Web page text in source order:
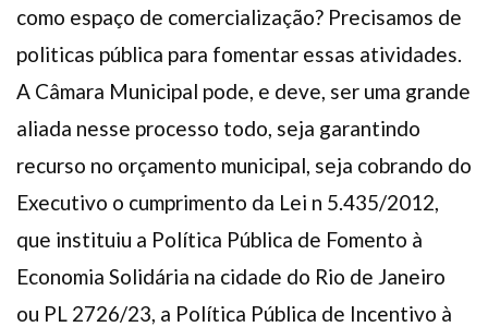
como espaço de comercialização? Precisamos de
politicas pública para fomentar essas atividades.
A Câmara Municipal pode, e deve, ser uma grande
aliada nesse processo todo, seja garantindo
recurso no orçamento municipal, seja cobrando do
Executivo o cumprimento da Lei n 5.435/2012,
que instituiu a Política Pública de Fomento à
Economia Solidária na cidade do Rio de Janeiro
ou PL 2726/23, a Política Pública de Incentivo à